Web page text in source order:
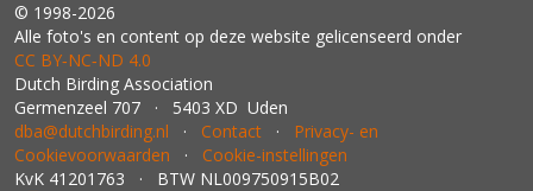
© 1998-2026
Alle foto's en content op deze website gelicenseerd onder
CC BY‑NC‑ND 4.0
Dutch Birding Association
Germenzeel 707 · 5403 XD Uden
dba@dutchbirding.nl · Contact · Privacy- en
Cookievoorwaarden · Cookie-instellingen
KvK 41201763 · BTW NL009750915B02